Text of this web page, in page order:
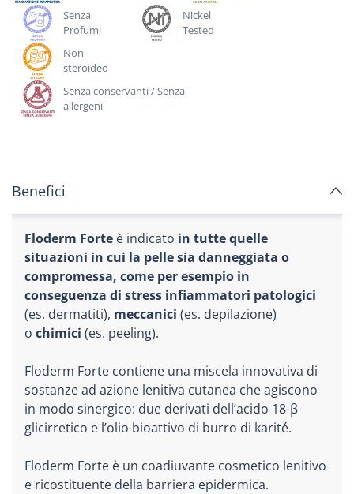
Senza
Profumi
Nickel
Tested
Non
steroideo
Senza conservanti / Senza
allergeni
Benefici
Floderm Forte è indicato in tutte quelle
situazioni in cui la pelle sia danneggiata o
compromessa, come per esempio in
conseguenza di stress infiammatori patologici
(es. dermatiti), meccanici (es. depilazione)
o chimici (es. peeling).
Floderm Forte contiene una miscela innovativa di
sostanze ad azione lenitiva cutanea che agiscono
in modo sinergico: due derivati dell’acido 18-β-
glicirretico e l’olio bioattivo di burro di karité.
Floderm Forte è un coadiuvante cosmetico lenitivo
e ricostituente della barriera epidermica.